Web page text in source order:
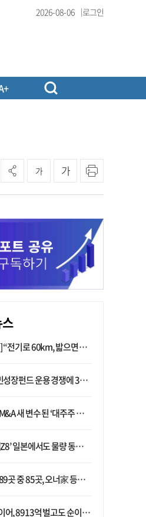
2026-08-06 로그인
가 가
밟으면 462마력”…볼보 XC60 T8의 두 얼굴
경쟁에 33개사 몰렸다…신한·하나 등 새 얼굴 대거 합류
된 ‘대주주 심사’…네이버·두나무 결합도 영향권
도 물량 동났다…애플 참전 앞두고 선두 수성 ‘시험대’
너家 등기임원 겸직…BS 46곳·SM 45곳 ‘족벌경영’ 고착화
억 벌고도 순이익 2억…유럽 세부담에 이익 증발